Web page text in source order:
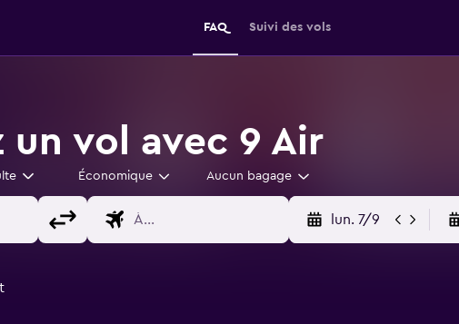
FAQ Suivi des vols
un vol avec 9 Air
Économique Aucun bagage
lun. 7/9